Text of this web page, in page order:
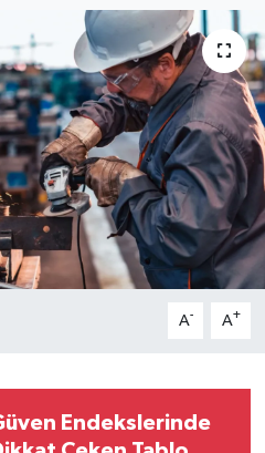
A- A+
Endekslerinde